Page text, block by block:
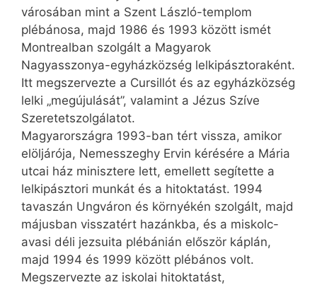
városában mint a Szent László-templom
plébánosa, majd 1986 és 1993 között ismét
Montrealban szolgált a Magyarok
Nagyasszonya-egyházközség lelkipásztoraként.
Itt megszervezte a Cursillót és az egyház­köz­ség
lelki „megújulását”, valamint a Jézus Szíve
Szeretetszolgálatot.
Magyarországra 1993-ban tért vissza, amikor
elöljárója, Nemesszeghy Ervin kérésére a Mária
utcai ház minisztere lett, emellett segítette a
lelkipásztori munkát és a hitoktatást. 1994
tavaszán Ungváron és környékén szolgált, majd
májusban visszatért hazánkba, és a miskolc-
avasi déli jezsuita plébánián először káplán,
majd 1994 és 1999 között plébános volt.
Megszervezte az iskolai hitoktatást,